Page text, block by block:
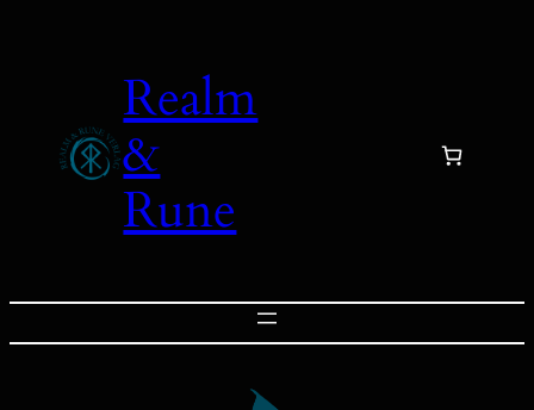
Realm
&
Rune